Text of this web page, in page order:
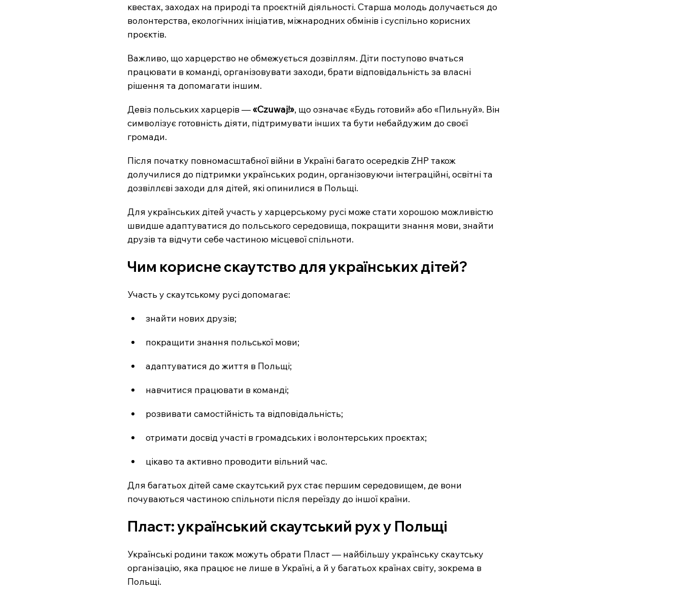
квестах, заходах на природі та проєктній діяльності. Старша молодь долучається до
волонтерства, екологічних ініціатив, міжнародних обмінів і суспільно корисних
проєктів.
Важливо, що харцерство не обмежується дозвіллям. Діти поступово вчаться
працювати в команді, організовувати заходи, брати відповідальність за власні
рішення та допомагати іншим.
Девіз польських харцерів — «Czuwaj!», що означає «Будь готовий» або «Пильнуй». Він
символізує готовність діяти, підтримувати інших та бути небайдужим до своєї
громади.
Після початку повномасштабної війни в Україні багато осередків ZHP також
долучилися до підтримки українських родин, організовуючи інтеграційні, освітні та
дозвіллєві заходи для дітей, які опинилися в Польщі.
Для українських дітей участь у харцерському русі може стати хорошою можливістю
швидше адаптуватися до польського середовища, покращити знання мови, знайти
друзів та відчути себе частиною місцевої спільноти.
Чим корисне скаутство для українських дітей?
Участь у скаутському русі допомагає:
знайти нових друзів;
покращити знання польської мови;
адаптуватися до життя в Польщі;
навчитися працювати в команді;
розвивати самостійність та відповідальність;
отримати досвід участі в громадських і волонтерських проєктах;
цікаво та активно проводити вільний час.
Для багатьох дітей саме скаутський рух стає першим середовищем, де вони
почуваються частиною спільноти після переїзду до іншої країни.
Пласт: український скаутський рух у Польщі
Українські родини також можуть обрати Пласт — найбільшу українську скаутську
організацію, яка працює не лише в Україні, а й у багатьох країнах світу, зокрема в
Польщі.